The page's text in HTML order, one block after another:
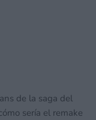
de la saga del
sería el remake